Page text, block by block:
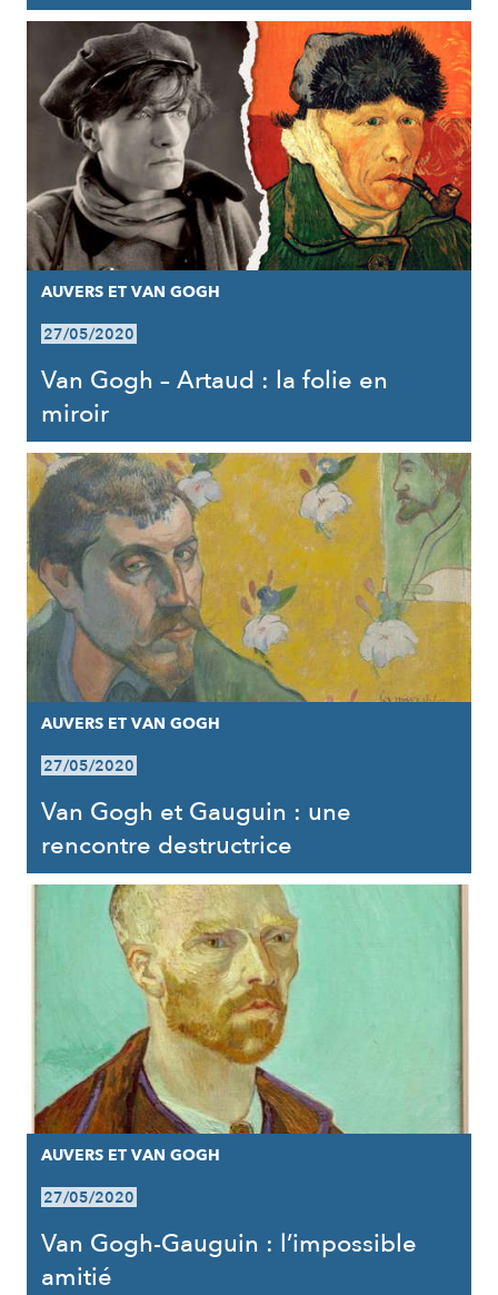
AUVERS ET VAN GOGH
27/05/2020
Van Gogh – Artaud : la folie en
miroir
AUVERS ET VAN GOGH
27/05/2020
Van Gogh et Gauguin : une
rencontre destructrice
AUVERS ET VAN GOGH
27/05/2020
Van Gogh-Gauguin : l’impossible
amitié